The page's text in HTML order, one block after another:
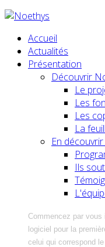
Accueil
Actualités
Présentation
Découvrir
Le
Les
Les
La
En
Ils
Commencez par
logiciel pour la
celui qui correspond